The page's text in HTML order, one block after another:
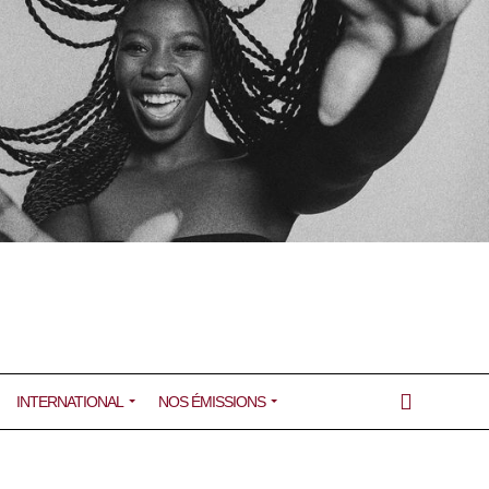
INTERNATIONAL NOS ÉMISSIONS